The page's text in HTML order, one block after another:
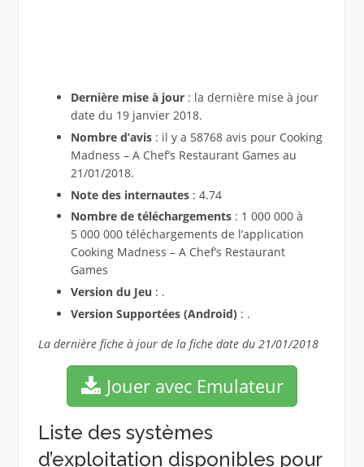
Dernière mise à jour: la dernière mise à jour
date du 19 janvier 2018.
Nombre d’avis: il y a 58768 avis pour Cooking
Madness – A Chef’s Restaurant Games au
21/01/2018.
Note des internautes: 4.74
Nombre de téléchargements : 1 000 000 à
5 000 000 téléchargements de l’application
Cooking Madness – A Chef’s Restaurant
Games
Version du Jeu : .
Version Supportées (Android): .
La dernière fiche à jour de la fiche date du 21/01/2018
Jouer avec Emulateur
Liste des systèmes
d’exploitation disponibles pour